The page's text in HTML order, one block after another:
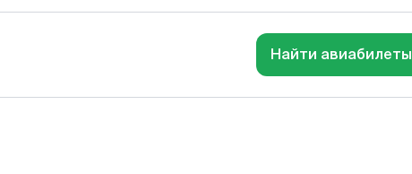
Найти авиабилеты